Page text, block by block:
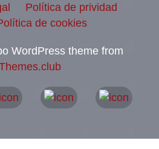
Política de prividad
de cookies
WordPress theme from